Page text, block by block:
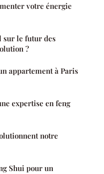
votre énergie
sur le futur des
?
appartement à Paris
expertise en feng
notre
Shui pour un